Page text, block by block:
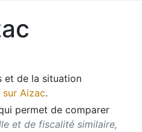
et de la situation
sur Aizac.
permet de comparer
et de fiscalité similaire,